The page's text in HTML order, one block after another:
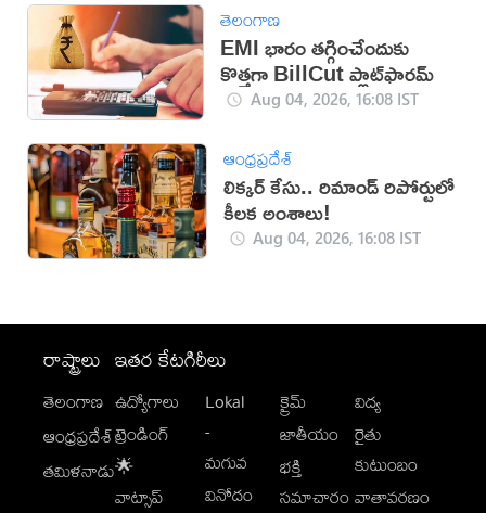
తెలంగాణ
EMI భారం తగ్గించేందుకు
కొత్తగా BillCut ప్లాట్‌ఫారమ్
Aug 04, 2026, 16:08 IST
ఆంధ్రప్రదేశ్
లిక్కర్ కేసు.. రిమాండ్​ రిపోర్టులో
కీలక అంశాలు!
Aug 04, 2026, 16:08 IST
రాష్ట్రాలు
తెలంగాణ
ఆంధ్రప్రదేశ్
తమిళనాడు
ఇతర కేటగిరీలు
ఉద్యోగాలు
ట్రెండింగ్
🌟
వాట్సాప్
Lokal
-
మగువ
వినోదం
క్రైమ్
జాతీయం
భక్తి
సమాచారం
విద్య
రైతు
కుటుంబం
వాతావరణం